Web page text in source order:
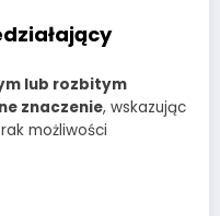
lub rozbitym
znaczenie, wskazując
możliwości